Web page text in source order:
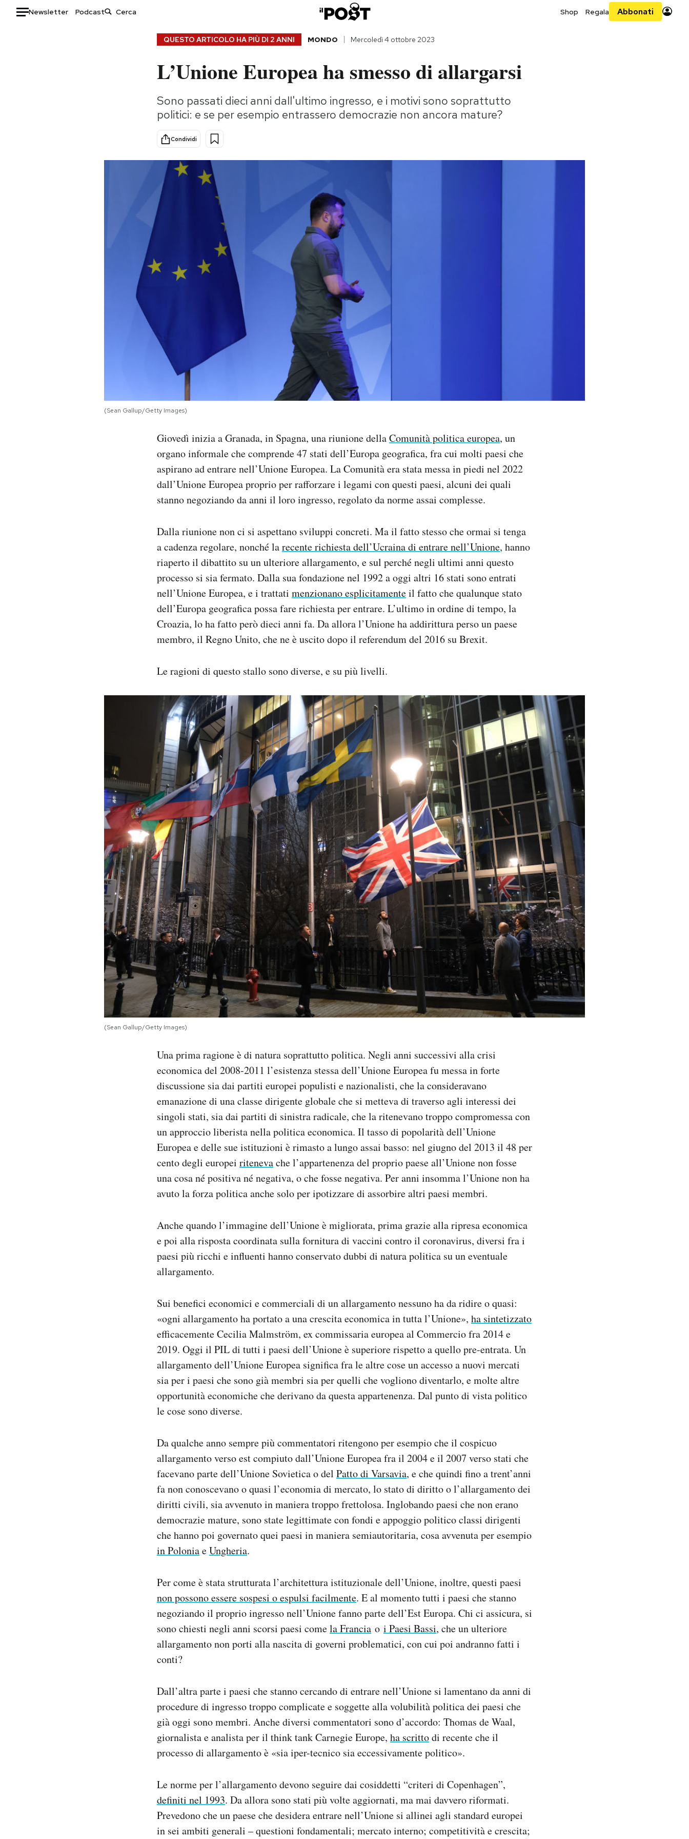
Newsletter Podcast Shop Regala Abbonati
Consumismi
Storie/Idee
Ok Boomer!
Media
Mondiali calcio 2026
QUESTO ARTICOLO HA PIÙ DI 2 ANNI MONDO Mercoledì 4 ottobre 2023
L’Unione Europea ha smesso di allargarsi
Sono passati dieci anni dall'ultimo ingresso, e i motivi sono soprattutto
politici: e se per esempio entrassero democrazie non ancora mature?
Condividi
(Sean Gallup/Getty Images)
Giovedì inizia a Granada, in Spagna, una riunione dellaComunità politica europea, un
organo informale che comprende 47 stati dell’Europa geografica, fra cui molti paesi che
aspirano ad entrare nell’Unione Europea. La Comunità era stata messa in piedi nel 2022
dall’Unione Europea proprio per rafforzare i legami con questi paesi, alcuni dei quali
stanno negoziando da anni il loro ingresso, regolato da norme assai complesse.
Dalla riunione non ci si aspettano sviluppi concreti. Ma il fatto stesso che ormai si tenga
a cadenza regolare, nonché larecente richiesta dell’Ucraina di entrare nell’Unione, hanno
riaperto il dibattito su un ulteriore allargamento, e sul perché negli ultimi anni questo
processo si sia fermato. Dalla sua fondazione nel 1992 a oggi altri 16 stati sono entrati
nell’Unione Europea, e i trattati menzionano esplicitamenteil fatto che qualunque stato
dell’Europa geografica possa fare richiesta per entrare. L’ultimo in ordine di tempo, la
Croazia, lo ha fatto però dieci anni fa. Da allora l’Unione ha addirittura perso un paese
membro, il Regno Unito, che ne è uscito dopo il referendum del 2016 su Brexit.
Le ragioni di questo stallo sono diverse, e su più livelli.
(Sean Gallup/Getty Images)
Una prima ragione è di natura soprattutto politica. Negli anni successivi alla crisi
economica del 2008-2011 l’esistenza stessa dell’Unione Europea fu messa in forte
discussione sia dai partiti europei populisti e nazionalisti, che la consideravano
emanazione di una classe dirigente globale che si metteva di traverso agli interessi dei
singoli stati, sia dai partiti di sinistra radicale, che la ritenevano troppo compromessa con
un approccio liberista nella politica economica. Il tasso di popolarità dell’Unione
Europea e delle sue istituzioni è rimasto a lungo assai basso: nel giugno del 2013 il 48 per
cento degli europei ritenevache l’appartenenza del proprio paese all’Unione non fosse
una cosa né positiva né negativa, o che fosse negativa. Per anni insomma l’Unione non ha
avuto la forza politica anche solo per ipotizzare di assorbire altri paesi membri.
Anche quando l’immagine dell’Unione è migliorata, prima grazie alla ripresa economica
e poi alla risposta coordinata sulla fornitura di vaccini contro il coronavirus, diversi fra i
paesi più ricchi e influenti hanno conservato dubbi di natura politica su un eventuale
allargamento.
Sui benefici economici e commerciali di un allargamento nessuno ha da ridire o quasi:
«ogni allargamento ha portato a una crescita economica in tutta l’Unione», ha sintetizzato
efficacemente Cecilia Malmström, ex commissaria europea al Commercio fra 2014 e
2019. Oggi il PIL di tutti i paesi dell’Unione è superiore rispetto a quello pre-entrata. Un
allargamento dell’Unione Europea significa fra le altre cose un accesso a nuovi mercati
sia per i paesi che sono già membri sia per quelli che vogliono diventarlo, e molte altre
opportunità economiche che derivano da questa appartenenza. Dal punto di vista politico
le cose sono diverse.
Da qualche anno sempre più commentatori ritengono per esempio che il cospicuo
allargamento verso est compiuto dall’Unione Europea fra il 2004 e il 2007 verso stati che
facevano parte dell’Unione Sovietica o del Patto di Varsavia, e che quindi fino a trent’anni
fa non conoscevano o quasi l’economia di mercato, lo stato di diritto o l’allargamento dei
diritti civili, sia avvenuto in maniera troppo frettolosa. Inglobando paesi che non erano
democrazie mature, sono state legittimate con fondi e appoggio politico classi dirigenti
che hanno poi governato quei paesi in maniera semiautoritaria, cosa avvenuta per esempio
in PoloniaeUngheria.
Per come è stata strutturata l’architettura istituzionale dell’Unione, inoltre, questi paesi
non possono essere sospesi o espulsi facilmente. E al momento tutti i paesi che stanno
negoziando il proprio ingresso nell’Unione fanno parte dell’Est Europa. Chi ci assicura, si
sono chiesti negli anni scorsi paesi comela Francia o i Paesi Bassi, che un ulteriore
allargamento non porti alla nascita di governi problematici, con cui poi andranno fatti i
conti?
Dall’altra parte i paesi che stanno cercando di entrare nell’Unione si lamentano da anni di
procedure di ingresso troppo complicate e soggette alla volubilità politica dei paesi che
già oggi sono membri. Anche diversi commentatori sono d’accordo: Thomas de Waal,
giornalista e analista per il think tank Carnegie Europe, ha scrittodi recente che il
processo di allargamento è «sia iper-tecnico sia eccessivamente politico».
Le norme per l’allargamento devono seguire dai cosiddetti “criteri di Copenhagen”,
definiti nel 1993. Da allora sono stati più volte aggiornati, ma mai davvero riformati.
Prevedono che un paese che desidera entrare nell’Unione si allinei agli standard europei
in sei ambiti generali – questioni fondamentali; mercato interno; competitività e crescita;